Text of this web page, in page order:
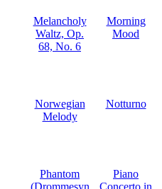
Melancholy
Waltz, Op.
68, No. 6
Morning
Mood
Norwegian
Melody
Notturno
Phantom
Piano